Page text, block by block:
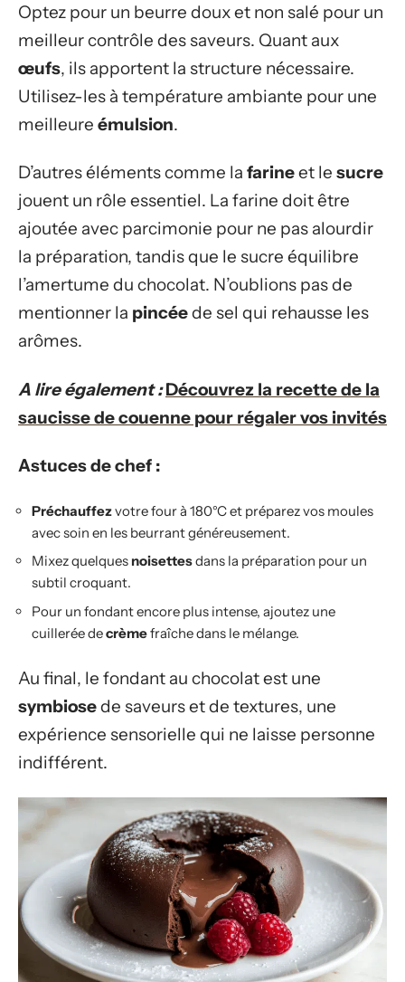
Optez pour un beurre doux et non salé pour un
meilleur contrôle des saveurs. Quant aux
œufs, ils apportent la structure nécessaire.
Utilisez-les à température ambiante pour une
meilleure émulsion.
D’autres éléments comme la farineet le sucre
jouent un rôle essentiel. La farine doit être
ajoutée avec parcimonie pour ne pas alourdir
la préparation, tandis que le sucre équilibre
l’amertume du chocolat. N’oublions pas de
mentionner la pincéede sel qui rehausse les
arômes.
A lire également : Découvrez la recette de la
saucisse de couenne pour régaler vos invités
Astuces de chef :
Préchauffezvotre four à 180°C et préparez vos moules
avec soin en les beurrant généreusement.
Mixez quelques noisettesdans la préparation pour un
subtil croquant.
Pour un fondant encore plus intense, ajoutez une
cuillerée decrèmefraîche dans le mélange.
Au final, le fondant au chocolat est une
symbiosede saveurs et de textures, une
expérience sensorielle qui ne laisse personne
indifférent.